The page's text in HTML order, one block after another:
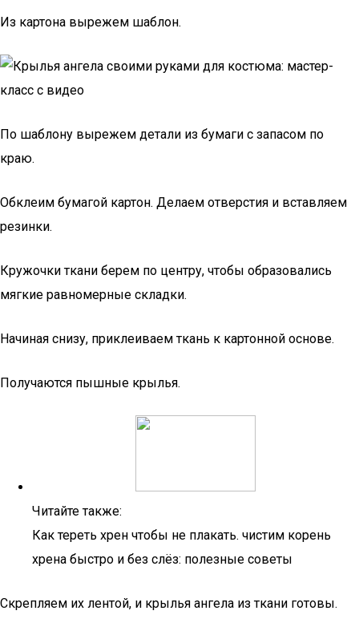
Из картона вырежем шаблон.
По шаблону вырежем детали из бумаги с запасом по
краю.
Обклеим бумагой картон. Делаем отверстия и вставляем
резинки.
Кружочки ткани берем по центру, чтобы образовались
мягкие равномерные складки.
Начиная снизу, приклеиваем ткань к картонной основе.
Получаются пышные крылья.
Читайте также:
Как тереть хрен чтобы не плакать. чистим корень
хрена быстро и без слёз: полезные советы
Скрепляем их лентой, и крылья ангела из ткани готовы.